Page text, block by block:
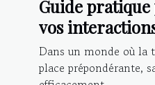
Guide
vos
chatbot IA
Dans un monde où la
place prépondérante,